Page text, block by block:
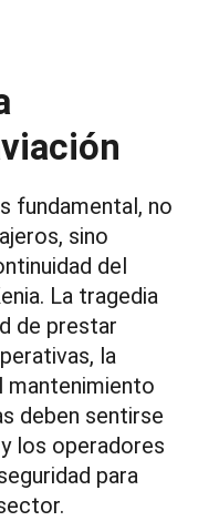
fundamental, no
sino
del
La tragedia
de prestar
la
deben sentirse
los operadores
para